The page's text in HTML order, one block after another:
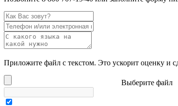
Приложите файл с текстом. Это ускорит оценку и
Выберите файл